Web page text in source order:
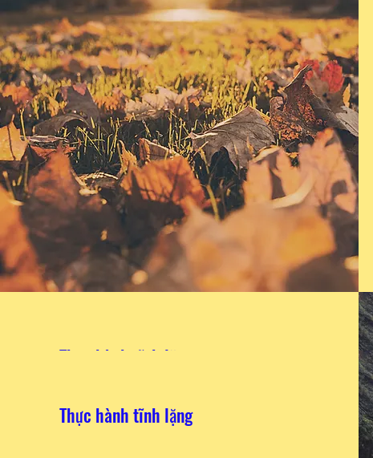
Thực hành tĩnh lặng
Dịch vụ này được nhiều khách hàng của tôi
yêu thích, vì nó thường là một trong những
Thực hành tĩnh lặng